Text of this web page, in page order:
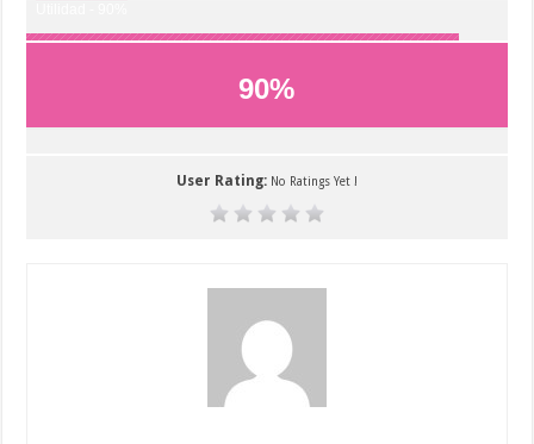
90%
User Rating: No Ratings Yet !